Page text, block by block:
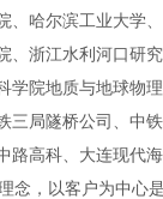
、哈尔滨工业大学
浙江水利河口研
院地质与地球物
三局隧桥公司、中
高科、大连现代
，以客户为中心